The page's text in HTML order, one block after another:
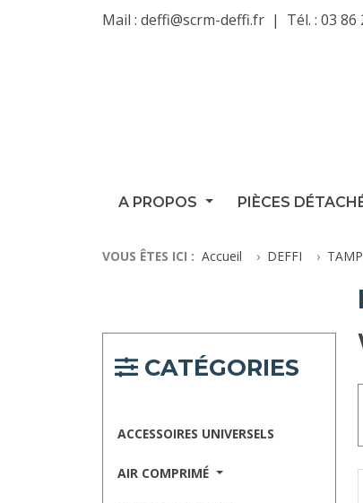
Mail : deffi@scrm-deffi.fr Tél. : 03 86
A PROPOS PIÈCES
VOUS ÊTES ICI : Accueil DEFFI
CATÉGORIES
ACCESSOIRES UNIVERSELS
AIR COMPRIMÉ